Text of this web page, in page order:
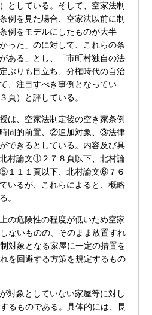
としている。そして、空家法制
例を見た場合、空家法以前に制
例をモデルにしたものが大半
った」のに対して、これらの条
ある」とし、「市町村独自の法
ぶりも目立ち、分権時代の自治
、注目すべき事例となってい
頁）と評している。
は、空家法制定後の空き家条例
間的前置、②追加対象、③法律
できるとしている。内容及び具
村論文①２７８頁以下、北村論
１１１頁以下、北村論文⑥７６
いるが、これらによると、概略
。
危険性の程度が低いため空家
ないものの、そのまま放置すれ
対象となる家屋に一定の措置を
を回避する方策を規定するもの
象としていない家屋等に対し
るものである。具体的には、長